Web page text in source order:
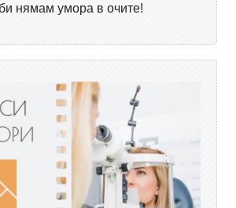
нямам умора в очите!